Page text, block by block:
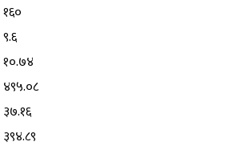
१६०
९.६
१०.७४
४९५.०८
३७.१६
३९४.८९